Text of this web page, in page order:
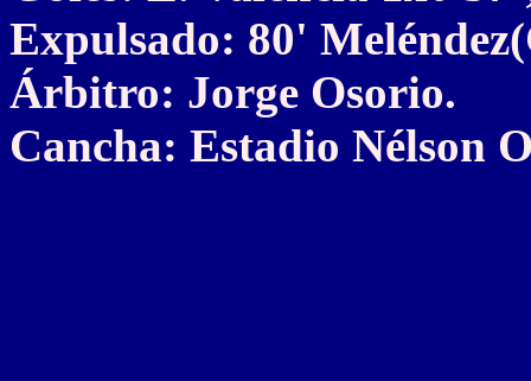
Expulsado: 80'
Árbitro: Jorge Osorio.
Cancha: Estadio Nélson